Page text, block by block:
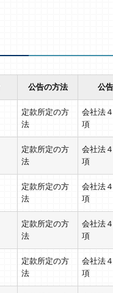
公告の方法 公
定款所定の方
法
会社法
項
定款所定の方
法
会社法
項
定款所定の方
法
会社法
項
定款所定の方
法
会社法
項
定款所定の方
法
会社法
項